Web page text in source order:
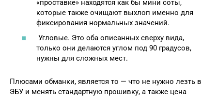
«проставке» находятся как бы мини соты,
которые также очищают выхлоп именно для
фиксирования нормальных значений.
Угловые. Это оба описанных сверху вида,
только они делаются углом под 90 градусов,
нужны для сложных мест.
Плюсами обманки, является то — что не нужно лезть в
ЭБУ и менять стандартную прошивку, а также цена